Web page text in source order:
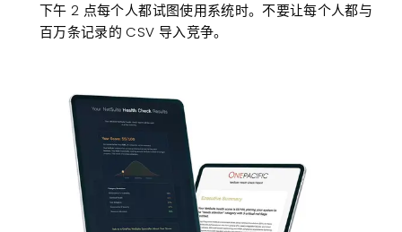
下午 2 点每个人都试图使用系统时。不要让每个人都与
百万条记录的 CSV 导入竞争。